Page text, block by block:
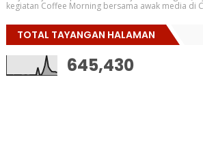
kegiatan Coffee Morning bersama awak media di
TOTAL TAYANGAN HALAMAN
645,430